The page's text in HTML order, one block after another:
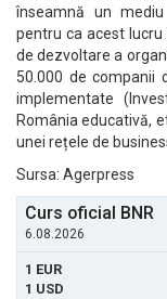
înseamnă un
pentru ca acest
de dezvoltare a
50.000 de companii
implementate
România educativă,
unei rețele de
Sursa: Agerpress
Curs oficial BNR
6.08.2026
1 EUR
1 USD